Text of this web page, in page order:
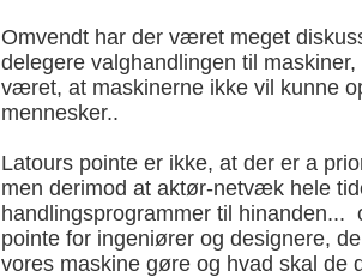
Omvendt har der været meget
delegere valghandlingen til
været, at maskinerne ikke vil kunne
mennesker..
Latours pointe er ikke, at der er a
men derimod at aktør-netvæk hele
handlingsprogrammer til hinanden...
pointe for ingeniører og designere,
vores maskine gøre og hvad skal de